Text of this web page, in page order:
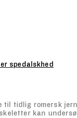
spedalskhed
tidlig romersk
kan